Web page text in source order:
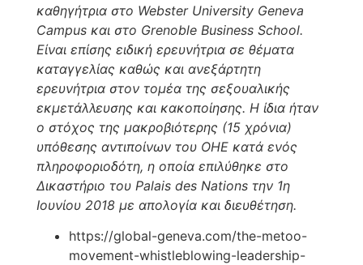
καθηγήτρια στο Webster University Geneva
Campus και στο Grenoble Business School.
Είναι επίσης ειδική ερευνήτρια σε θέματα
καταγγελίας καθώς και ανεξάρτητη
ερευνήτρια στον τομέα της σεξουαλικής
εκμετάλλευσης και κακοποίησης. Η ίδια ήταν
ο στόχος της μακροβιότερης (15 χρόνια)
υπόθεσης αντιποίνων του ΟΗΕ κατά ενός
πληροφοριοδότη, η οποία επιλύθηκε στο
Δικαστήριο του Palais des Nations την 1η
Ιουνίου 2018 με απολογία και διευθέτηση.
https://global-geneva.com/the-metoo-
movement-whistleblowing-leadership-